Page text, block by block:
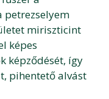
petrezselyem
miriszticint
képes
képződését, így
pihentető alvást